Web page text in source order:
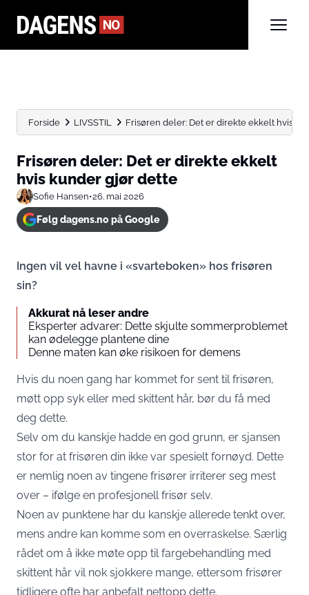
Forside LIVSSTIL Frisøren deler: Det er direkte ekkelt hvis
Frisøren deler: Det er direkte ekkelt
hvis kunder gjør dette
Sofie Hansen•26. mai 2026
Følg dagens.no på Google
Ingen vil vel havne i «svarteboken» hos frisøren
sin?
Akkurat nå leser andre
Eksperter advarer: Dette skjulte sommerproblemet
kan ødelegge plantene dine
Denne maten kan øke risikoen for demens
Hvis du noen gang har kommet for sent til frisøren,
møtt opp syk eller med skittent hår, bør du få med
deg dette.
Selv om du kanskje hadde en god grunn, er sjansen
stor for at frisøren din ikke var spesielt fornøyd. Dette
er nemlig noen av tingene frisører irriterer seg mest
over – ifølge en profesjonell frisør selv.
Noen av punktene har du kanskje allerede tenkt over,
mens andre kan komme som en overraskelse. Særlig
rådet om å ikke møte opp til fargebehandling med
skittent hår vil nok sjokkere mange, ettersom frisører
tidligere ofte har anbefalt nettopp dette.